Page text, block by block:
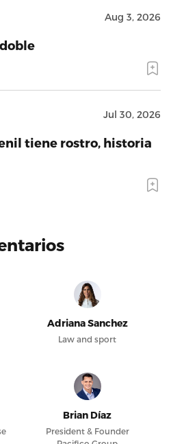
Aug 3, 2026
Jul 30, 2026
tiene rostro, historia
Adriana Sanchez
Law and sport
Brian Díaz
President & Founder